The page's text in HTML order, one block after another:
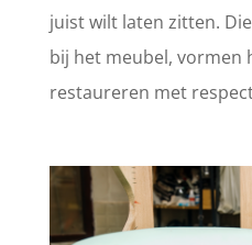
juist wilt laten zitten.
bij het meubel, vormen
restaureren met